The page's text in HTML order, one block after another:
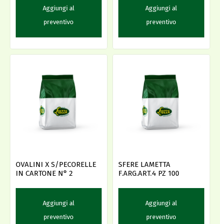
Aggiungi al
preventivo
Aggiungi al
preventivo
OVALINI X S/PECORELLE
IN CARTONE N° 2
Aggiungi al
preventivo
SFERE LAMETTA
F.ARG.ART.4 PZ 100
Aggiungi al
preventivo